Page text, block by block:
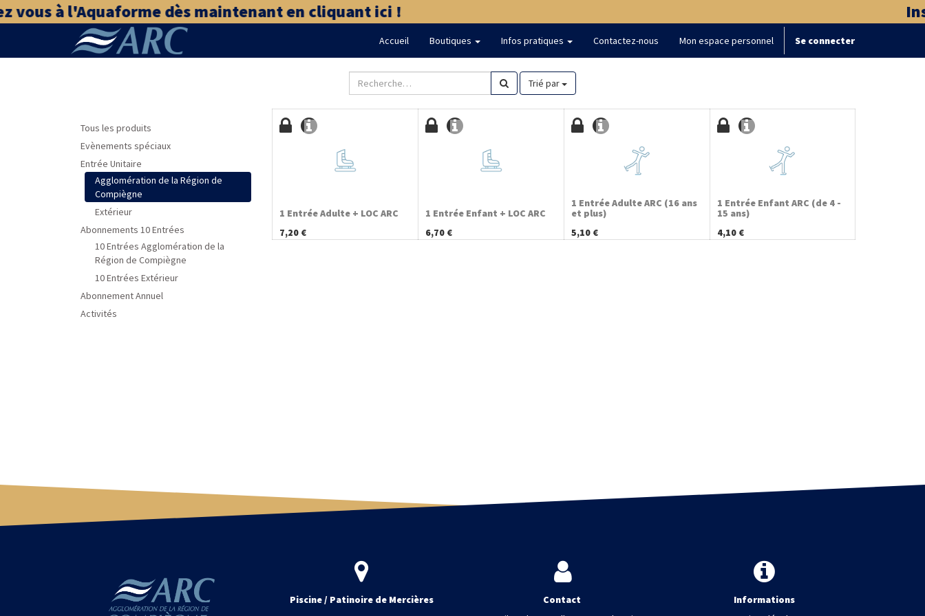
vous à l'Aquaforme dès maintenant en cliquant ici !
Accueil Boutiques Infos pratiques Contactez-nous Mon espace personnel Se connecter
Trié par
Tous les produits
Evènements spéciaux
Entrée Unitaire
Agglomération de la Région de
Compiègne
Extérieur
Abonnements 10 Entrées
10 Entrées Agglomération de la
Région de Compiègne
10 Entrées Extérieur
Abonnement Annuel
Activités
1 Entrée Adulte + LOC ARC
7,20€
1 Entrée Enfant + LOC ARC
6,70€
1 Entrée Adulte ARC (16 ans
et plus)
5,10€
1 Entrée Enfant ARC (de 4 -
15 ans)
4,10€
Piscine / Patinoire de Mercières
Contact
Informations